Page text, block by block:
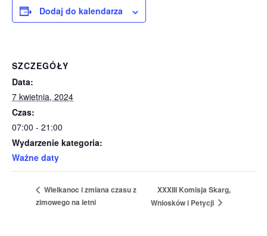
Dodaj do kalendarza
SZCZEGÓŁY
Data:
7 kwietnia, 2024
Czas:
07:00 - 21:00
Wydarzenie kategoria:
Ważne daty
Wielkanoc i zmiana czasu z
zimowego na letni
XXXIII Komisja Skarg,
Wniosków i Petycji